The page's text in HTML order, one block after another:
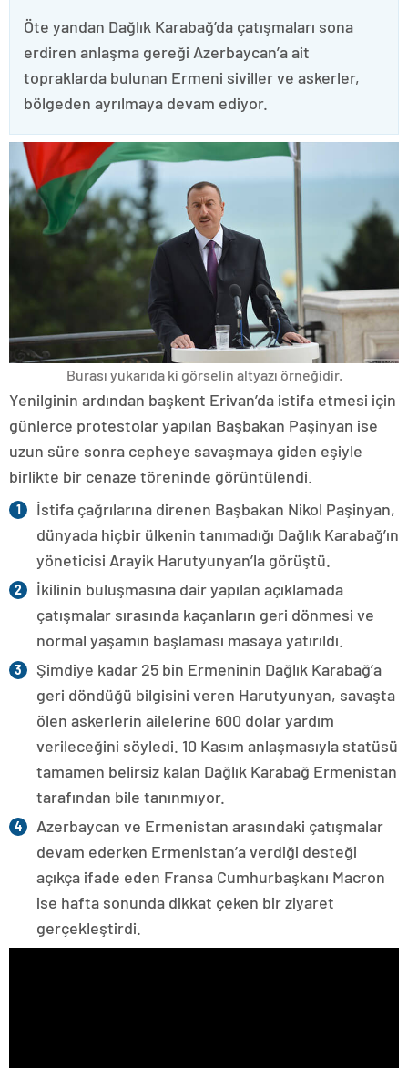
Öte yandan Dağlık Karabağ’da çatışmaları sona
erdiren anlaşma gereği Azerbaycan’a ait
topraklarda bulunan Ermeni siviller ve askerler,
bölgeden ayrılmaya devam ediyor.
Burası yukarıda ki görselin altyazı örneğidir.
Yenilginin ardından başkent Erivan’da istifa etmesi için
günlerce protestolar yapılan Başbakan Paşinyan ise
uzun süre sonra cepheye savaşmaya giden eşiyle
birlikte bir cenaze töreninde görüntülendi.
İstifa çağrılarına direnen Başbakan Nikol Paşinyan,
dünyada hiçbir ülkenin tanımadığı Dağlık Karabağ’ın
yöneticisi Arayik Harutyunyan’la görüştü.
İkilinin buluşmasına dair yapılan açıklamada
çatışmalar sırasında kaçanların geri dönmesi ve
normal yaşamın başlaması masaya yatırıldı.
Şimdiye kadar 25 bin Ermeninin Dağlık Karabağ’a
geri döndüğü bilgisini veren Harutyunyan, savaşta
ölen askerlerin ailelerine 600 dolar yardım
verileceğini söyledi. 10 Kasım anlaşmasıyla statüsü
tamamen belirsiz kalan Dağlık Karabağ Ermenistan
tarafından bile tanınmıyor.
Azerbaycan ve Ermenistan arasındaki çatışmalar
devam ederken Ermenistan’a verdiği desteği
açıkça ifade eden Fransa Cumhurbaşkanı Macron
ise hafta sonunda dikkat çeken bir ziyaret
gerçekleştirdi.